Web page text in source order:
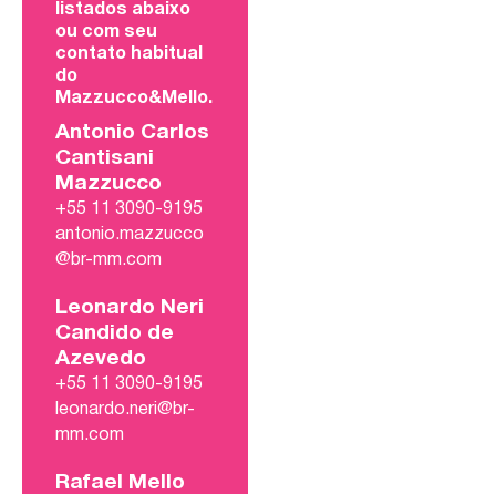
listados abaixo
ou com seu
contato habitual
do
Mazzucco&Mello.
Antonio Carlos
Cantisani
Mazzucco
+55 11 3090-9195
antonio.mazzucco
@br-mm.com
Leonardo Neri
Candido de
Azevedo
+55 11 3090-9195
leonardo.neri@br-
mm.com
Rafael Mello